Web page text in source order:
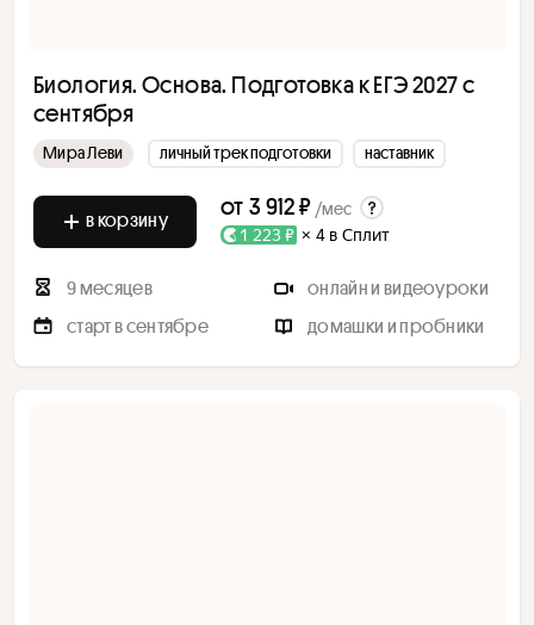
Биология. Основа. Подготовка к ЕГЭ 2027 с
cентября
Мира Леви личный трек подготовки наставник
в корзину от 3 912 ₽ /мес
1 223 ₽ × 4 в Сплит
9 месяцев
онлайн и видеоуроки
старт в сентябре
домашки и пробники